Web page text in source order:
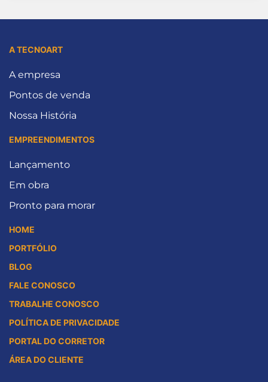
A TECNOART
A empresa
Pontos de venda
Nossa História
EMPREENDIMENTOS
Lançamento
Em obra
Pronto para morar
HOME
PORTFÓLIO
BLOG
FALE CONOSCO
TRABALHE CONOSCO
POLÍTICA DE PRIVACIDADE
PORTAL DO CORRETOR
ÁREA DO CLIENTE